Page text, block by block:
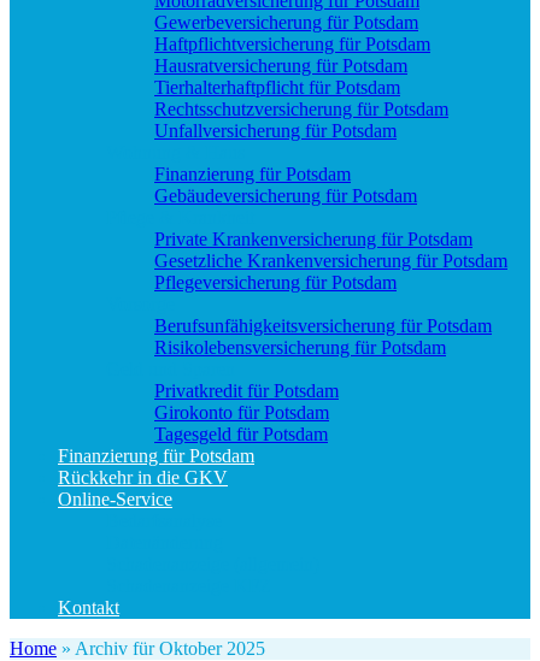
Gewerbeversicherung für Potsdam
Haftpflichtversicherung für Potsdam
Hausratversicherung für Potsdam
Tierhalterhaftpflicht für Potsdam
Rechtsschutzversicherung für Potsdam
Unfallversicherung für Potsdam
Finanzierung für Potsdam
Gebäudeversicherung für Potsdam
Private Krankenversicherung für Potsdam
Gesetzliche Krankenversicherung für Potsdam
Pflegeversicherung für Potsdam
Berufs­unfähigkeitsversicherung für Potsdam
Risikolebensversicherung für Potsdam
Privatkredit für Potsdam
Girokonto für Potsdam
Tagesgeld für Potsdam
Finanzierung für Potsdam
Rückkehr in die GKV
Online-Service
Kontakt
Home » Archiv für Oktober 2025